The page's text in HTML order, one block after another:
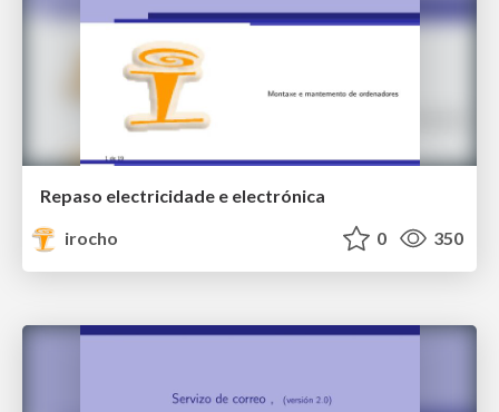
Repaso electricidade e electrónica
irocho
0 350